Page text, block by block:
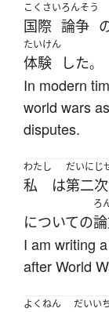
こくさい
国際
ろんそう
論争
たいけん
体験 した。
In modern
world wars
disputes.
わたし
私 は
だいにじ
第二
についての
ろ
I am writing
after World
よくねん
だいい